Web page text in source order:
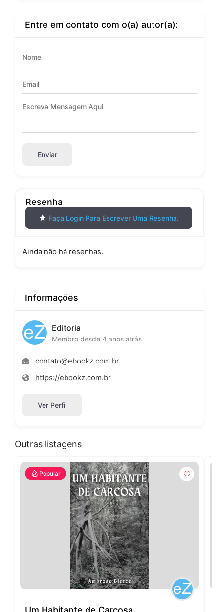
Entre em contato com o(a) autor(a):
Enviar
Resenha
Faça Login Para Escrever Uma Resenha.
Ainda não há resenhas.
Informações
Editoria
Membro desde 4 anos atrás
contato@ebookz.com.br
https://ebookz.com.br
Ver Perfil
Outras listagens
Popular
Um Habitante de Carcosa